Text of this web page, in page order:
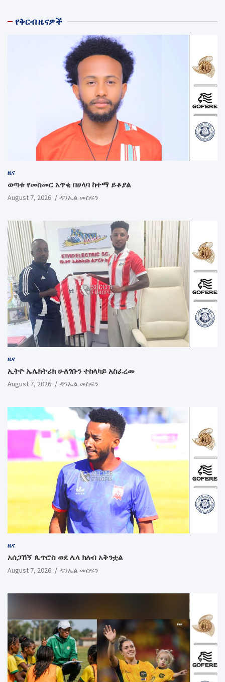
የቅርብ ዜናዎች
ዜና
ወጣቱ የመስመር አጥቂ በሀላባ ከተማ ይቆያል
August 7, 2026 ዳንኤል መስፍን
ዜና
ኢትዮ ኤሌክትሪክ ሁለገቡን ተከላካይ አስፈረመ
August 7, 2026 ዳንኤል መስፍን
ዜና
አሰጋኸኝ ጴጥሮስ ወደ ሌላ ክለብ አቅንቷል
August 7, 2026 ዳንኤል መስፍን